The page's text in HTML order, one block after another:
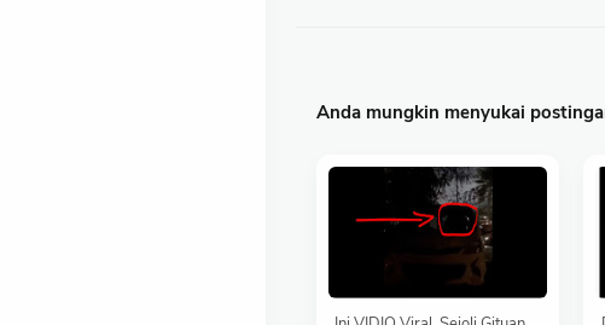
Anda mungkin menyukai